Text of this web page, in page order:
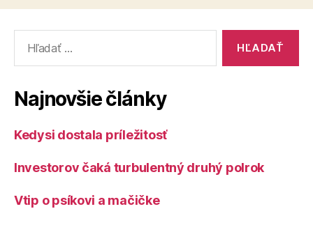
prezidenta“
Najnovšie články
Kedysi dostala príležitosť
Investorov čaká turbulentný druhý polrok
Vtip o psíkovi a mačičke